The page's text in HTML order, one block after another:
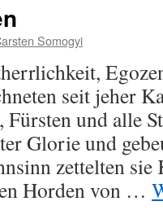
Somogyi
seit jeher
Fürsten und alle
Glorie und
zettelten sie
Horden von …